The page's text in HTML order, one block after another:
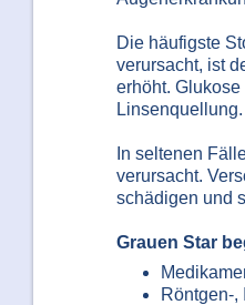
Die häufigste
verursacht, ist
erhöht.
Linsenquellung.
In seltenen
verursacht.
schädigen und
Grauen Star
Röntgen-,